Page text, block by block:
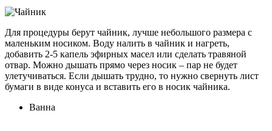
Для процедуры берут чайник, лучше небольшого размера с
маленьким носиком. Воду налить в чайник и нагреть,
добавить 2-5 капель эфирных масел или сделать травяной
отвар. Можно дышать прямо через носик – пар не будет
улетучиваться. Если дышать трудно, то нужно свернуть лист
бумаги в виде конуса и вставить его в носик чайника.
Ванна